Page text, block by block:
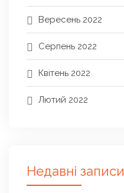
Вересень 2022
Серпень 2022
Квітень 2022
Лютий 2022
Недавні записи